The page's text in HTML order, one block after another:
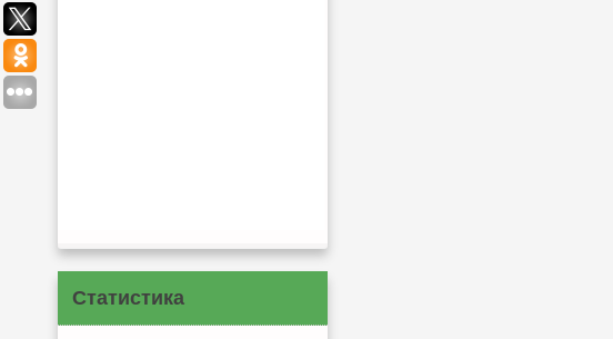
Статистика